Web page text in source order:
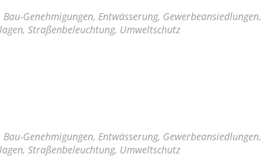
Genehmigungen, Entwässerung, Gewerbeansiedlungen,
Straßenbeleuchtung, Umweltschutz
Genehmigungen, Entwässerung, Gewerbeansiedlungen,
Straßenbeleuchtung, Umweltschutz